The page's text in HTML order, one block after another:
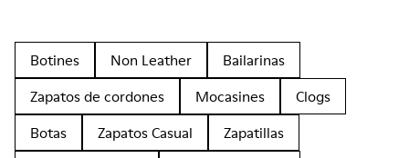
Botines Non Leather
Bailarinas
Zapatos de cordones
Mocasines
Clogs
Botas
Zapatos Casual
Zapatillas